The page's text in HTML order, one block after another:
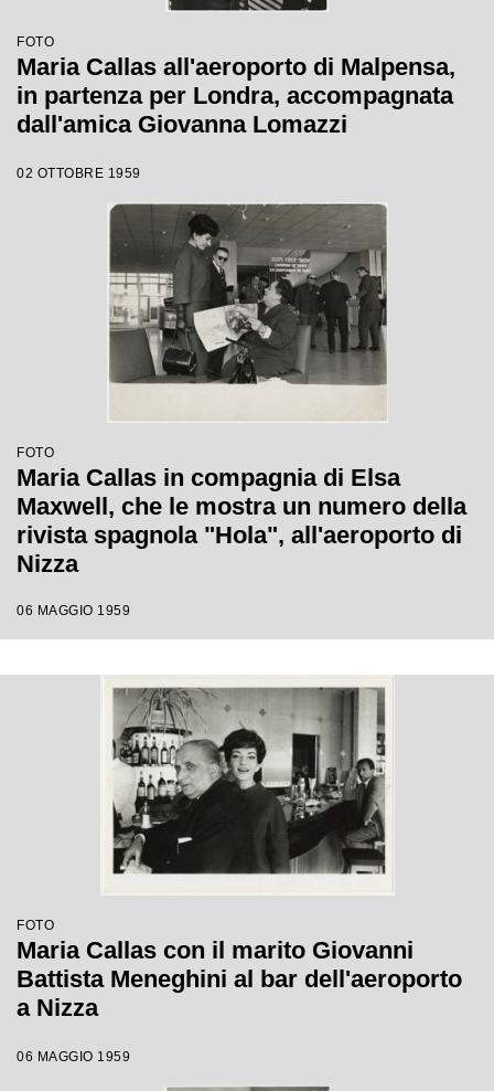
FOTO
Maria Callas all'aeroporto di Malpensa,
in partenza per Londra, accompagnata
dall'amica Giovanna Lomazzi
02 OTTOBRE 1959
FOTO
Maria Callas in compagnia di Elsa
Maxwell, che le mostra un numero della
rivista spagnola "Hola", all'aeroporto di
Nizza
06 MAGGIO 1959
FOTO
Maria Callas con il marito Giovanni
Battista Meneghini al bar dell'aeroporto
a Nizza
06 MAGGIO 1959